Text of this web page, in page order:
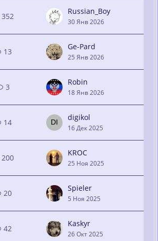
352
Russian_Boy
30 Янв 2026
13
Ge-Pard
25 Янв 2026
3
Robin
18 Янв 2026
14
digikol
16 Дек 2025
200
KROC
25 Ноя 2025
20
Spieler
5 Ноя 2025
42
Kaskyr
26 Окт 2025